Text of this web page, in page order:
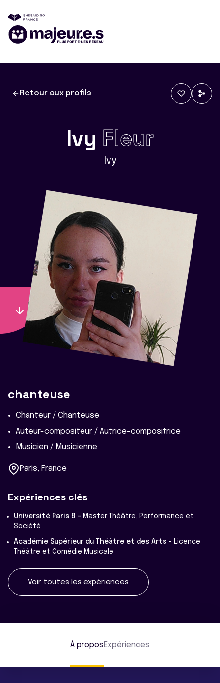
Retour aux profils
Ivy Fleur
Ivy
chanteuse
Chanteur / Chanteuse
Auteur-compositeur / Autrice-compositrice
Musicien / Musicienne
Paris, France
Expériences clés
Université Paris 8 - Master Théâtre, Performance et
Société
Académie Supérieur du Théâtre et des Arts - Licence
Théâtre et Comédie Musicale
Voir toutes les expériences
À proposExpériences